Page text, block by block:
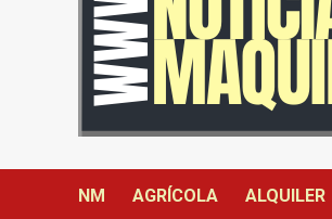
NM AGRÍCOLA ALQUILER